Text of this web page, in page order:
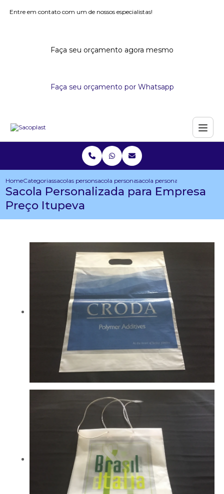
Entre em contato com um de nossos especialistas!
Faça seu orçamento agora mesmo
Faça seu orçamento por Whatsapp
HomeCategoriassacolas personalizadassacola personalizada para congresso
sacola personalizada para
Sacola Personalizada para Empresa
Preço Itupeva